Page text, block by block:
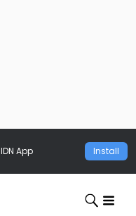
App Install